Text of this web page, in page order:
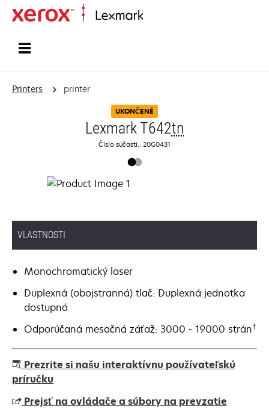
Printers printer
UKONČENÉ
Lexmark T642tn
Číslo súčasti.: 20G0431
VLASTNOSTI
Monochromatický laser
Duplexná (obojstranná) tlač: Duplexná jednotka
dostupná
Odporúčaná mesačná záťaž: 3000 - 19000 strán†
Prezrite si našu interaktívnu používateľskú
príručku
Prejsť na ovládače a súbory na prevzatie